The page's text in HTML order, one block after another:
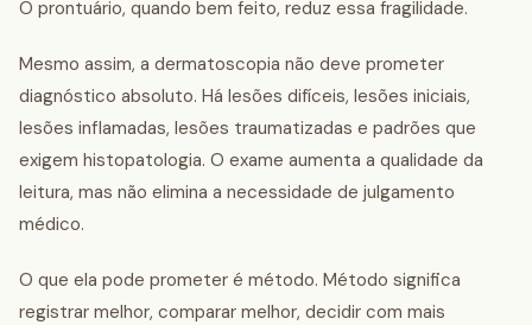
O prontuário, quando bem feito, reduz essa fragilidade.
Mesmo assim, a dermatoscopia não deve prometer
diagnóstico absoluto. Há lesões difíceis, lesões iniciais,
lesões inflamadas, lesões traumatizadas e padrões que
exigem histopatologia. O exame aumenta a qualidade da
leitura, mas não elimina a necessidade de julgamento
médico.
O que ela pode prometer é método. Método significa
registrar melhor, comparar melhor, decidir com mais